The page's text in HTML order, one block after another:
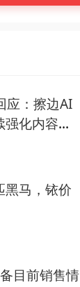
应：擦边AI
化内容审
黑马，铱价
目前销售情